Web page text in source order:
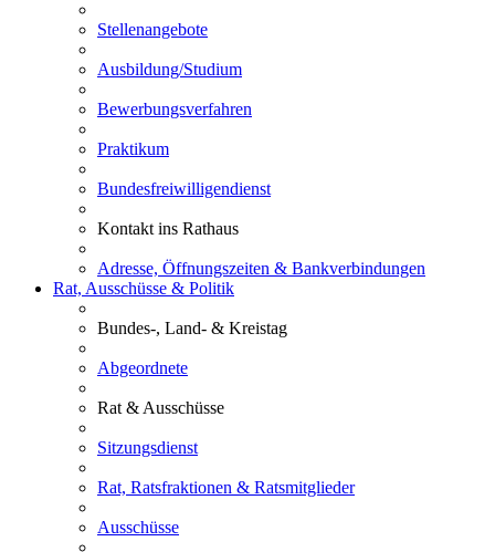
Stellenangebote
Ausbildung/Studium
Bewerbungsverfahren
Praktikum
Bundesfreiwilligendienst
Kontakt ins Rathaus
Adresse, Öffnungszeiten & Bankverbindungen
Rat, Ausschüsse & Politik
Bundes-, Land- & Kreistag
Abgeordnete
Rat & Ausschüsse
Sitzungsdienst
Rat, Ratsfraktionen & Ratsmitglieder
Ausschüsse